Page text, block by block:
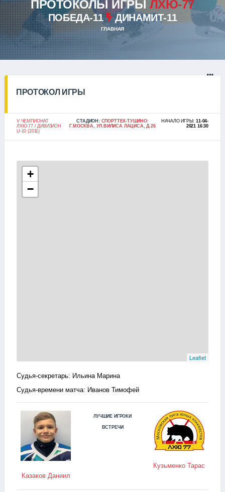
ПРОТОКОЛЫ ИГРЫ ЛХЮ-77
ПОБЕДА-11 ДИНАМИТ-11
ГЛАВНАЯ
ПРОТОКОЛ ИГРЫ
V ЧЕМПИОНАТ
ЛХЮ-77 / ДИВИЗИОН
U-10 (2011)
СТАДИОН: СПОРТТЕХ-ТУШИНО:
Г.МОСКВА, УЛ.ВИЛИСА ЛАЦИСА, Д.26
НАЧАЛО ИГРЫ:11-04-
2021 16:30
+
−
Leaflet
Судья-секретарь: Ильина Марина
Судья-времени матча: Иванов Тимофей
Казаков Даниил
ЛУЧШИЕ ИГРОКИ
ВСТРЕЧИ
Кузьменко Тарас